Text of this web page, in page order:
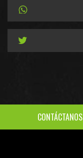
CONTÁCTANOS